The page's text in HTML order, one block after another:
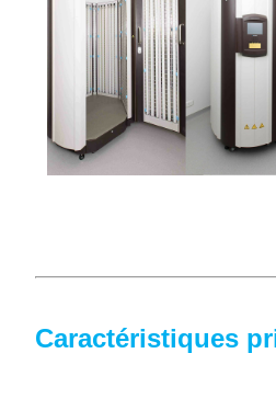
Caractéristiques